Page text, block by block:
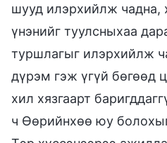
шууд илэрхийлж чадна,
үнэнийг туулсныхаа
туршлагыг илэрхийлж
дүрэм гэж үгүй бөгөөд
хил хязгаарт
ч Өөрийнхөө юу